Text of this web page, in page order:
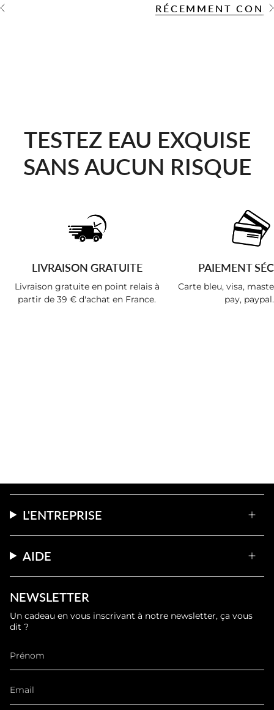
RÉCEMMENT V
TESTEZ EAU EXQUISE
SANS AUCUN RISQUE
LIVRAISON GRATUITE
Livraison gratuite en point relais à
partir de 39 € d'achat en France.
PAIEMENT
Carte bleu, visa,
pay,
L'ENTREPRISE
AIDE
NEWSLETTER
Un cadeau en vous inscrivant à notre newsletter, ça vous
dit ?